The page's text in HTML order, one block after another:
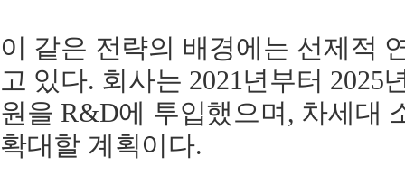
이 같은 전략의 배경에는 선제적
고 있다. 회사는 2021년부터 2025
원을 R&D에 투입했으며, 차세대
확대할 계획이다.